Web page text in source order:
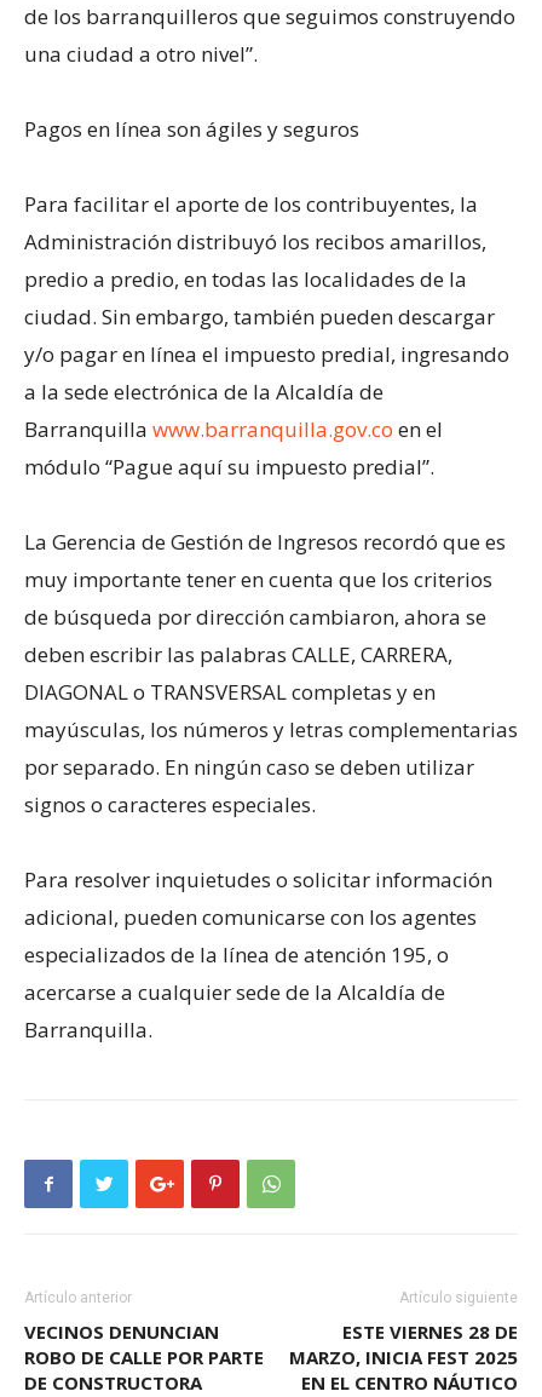
de los barranquilleros que seguimos construyendo
una ciudad a otro nivel”.
Pagos en línea son ágiles y seguros
Para facilitar el aporte de los contribuyentes, la
Administración distribuyó los recibos amarillos,
predio a predio, en todas las localidades de la
ciudad. Sin embargo, también pueden descargar
y/o pagar en línea el impuesto predial, ingresando
a la sede electrónica de la Alcaldía de
Barranquilla www.barranquilla.gov.co en el
módulo “Pague aquí su impuesto predial”.
La Gerencia de Gestión de Ingresos recordó que es
muy importante tener en cuenta que los criterios
de búsqueda por dirección cambiaron, ahora se
deben escribir las palabras CALLE, CARRERA,
DIAGONAL o TRANSVERSAL completas y en
mayúsculas, los números y letras complementarias
por separado. En ningún caso se deben utilizar
signos o caracteres especiales.
Para resolver inquietudes o solicitar información
adicional, pueden comunicarse con los agentes
especializados de la línea de atención 195, o
acercarse a cualquier sede de la Alcaldía de
Barranquilla.
Artículo anterior
VECINOS DENUNCIAN
ROBO DE CALLE POR PARTE
DE CONSTRUCTORA
Artículo siguiente
ESTE VIERNES 28 DE
MARZO, INICIA FEST 2025
EN EL CENTRO NÁUTICO